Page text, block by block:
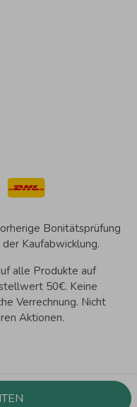
Bonitätsprüfung
Kaufabwicklung.
alle Produkte auf
50€. Keine
Verrechnung. Nicht
Aktionen.